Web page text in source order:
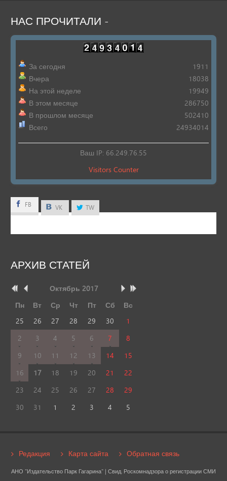
НАС ПРОЧИТАЛИ -
За сегодня
Вчера
На этой неделе
В этом месяце
В прошлом месяце
Всего
1911
18038
19949
286750
502410
24934014
Ваш IP: 66.249.76.55
Visitors Counter
FB
FB VK TW
АРХИВ СТАТЕЙ
Октябрь 2017
Пн
Вт Ср Чт Пт Сб
Вс
25
26 27 28 29 30
1
2
3 4 5 6 7
8
9
10 11 12 13 14
15
16
17 18 19 20 21
22
23
24 25 26 27 28
29
30
31 1 2 3 4 5
Редакция Карта сайта Обратная связь
АНО "Издательство Парк Гагарина" | Свид. Роскомнадзора о регистрации СМИ